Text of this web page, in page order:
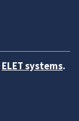
ELET systems.